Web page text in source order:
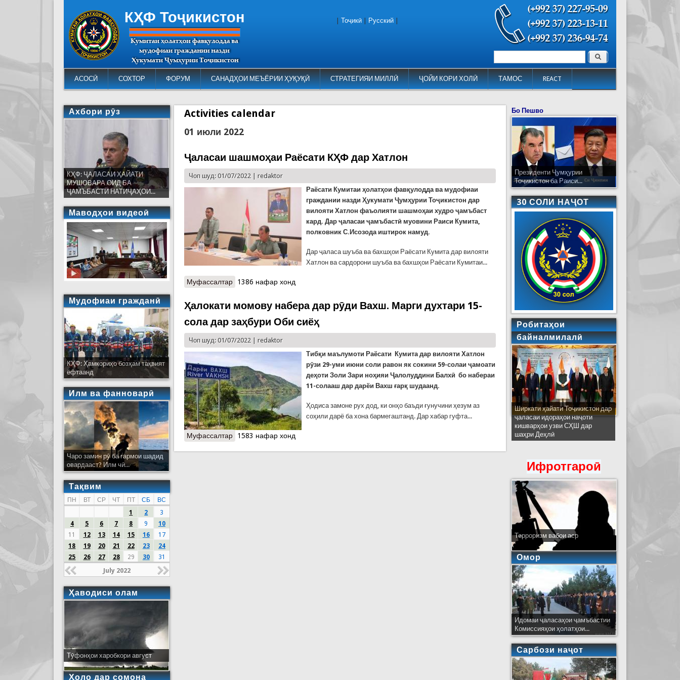
КҲФ Тоҷикистон
АСОСӢ СОХТОР ФОРУМ САНАДҲОИ МЕЪЁРИИ ҲУҚУҚӢ СТРАТЕГИЯИ МИЛЛӢ ҶОЙИ КОРИ ХОЛӢ ТАМОС REACT
Форма поиска Поиск
Тоҷикӣ Русский
Activities calendar
01 июли 2022
Ҷаласаи шашмоҳаи Раёсати КҲФ дар Хатлон
Чоп шуд: 01/07/2022 |redaktor
Раёсати Кумитаи ҳолатҳои фавқулодда ва мудофиаи
граждании назди Ҳукумати Ҷумҳурии Тоҷикистон дар
вилояти Хатлон фаъолияти шашмоҳаи худро ҷамъбаст
кард. Дар ҷаласаи ҷамъбастӣ муовини Раиси Кумита,
полковник С.Исозода иштирок намуд.
Дар ҷаласа шуъба ва бахшҳои Раёсати Кумита дар вилояти
Хатлон ва сардорони шуъба ва бахшҳои Раёсати Кумитаи...
Муфассалтар о Ҷаласаи шашмоҳаи Раёсати КҲФ дар Хатлон
1386 нафар хонд
Ҳалокати момову набера дар рӯди Вахш. Марги духтари 15-
сола дар заҳбури Оби сиёҳ
Чоп шуд: 01/07/2022 |redaktor
Тибқи маълумоти Раёсати Кумита дар вилояти Хатлон
рӯзи 29-уми июни соли равон як сокини 59-солаиҷамоати
деҳоти Золи Зари ноҳияи Ҷалолуддини Балхӣ бо набераи
11-солааш дар дарёи Вахш ғарқ шудаанд.
Ҳодиса замоне рух дод, ки онҳо баъди ғунучини ҳезум аз
соҳили дарё ба хона бармегаштанд. Дар хабар гуфта...
Муфассалтар о Ҳалокати момову набера дар рӯди Вахш. Марги духтари 15-сола дар заҳбури Оби сиёҳ
1583 нафар хонд
Ахбори рӯз
КҲФ: ҶАЛАСАИ ҲАЙАТИ
МУШОВАРА ОИД БА
ҶАМЪБАСТИ НАТИҶАҲОИ...
Маводҳои видеоӣ
Мудофиаи гражданӣ
КҲФ: Ҳамкориҳо бозҳам тақвият
ёфтаанд
Илм ва фанноварӣ
Чаро замин рӯ ба гармои шадид
овардааст? Илм чӣ...
Тақвим
ПН ВТ СР ЧТ ПТ СБ
ВС
1
2
3
4
5 6 7 8 9
10
11
12 13 14 15 16
17
18
19 20 21 22 23
24
25
26 27 28 29 30 31
July 2022
Ҳаводиси олам
Тӯфонҳои харобкори август
Ҳоло дар сомона
Бо Пешво
Президенти Ҷумҳурии
Тоҷикистон ба Раиси...
30 СОЛИ НАҶОТ
Робитаҳои
байналмилалӣ
Ширкати ҳайати Тоҷикистон дар
ҷаласаи идораҳои наҷоти
кишварҳои узви СҲШ дар
шаҳри Деҳлӣ
Ифротгароӣ
Терроризм вабои аср
Омор
Идомаи ҷаласаҳои ҷамъбастии
Комиссияҳои ҳолатҳои...
Сарбози наҷот